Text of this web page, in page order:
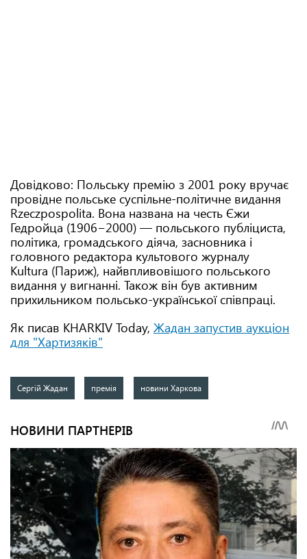
Довідково: Польську премію з 2001 року вручає
провідне польське суспільне-політичне видання
Rzeczpospolita. Вона названа на честь Єжи
Гедройца (1906−2000) — польського публіциста,
політика, громадського діяча, засновника і
головного редактора культового журналу
Kultura (Париж), найвпливовішого польського
видання у вигнанні. Також він був активним
прихильником польсько-української співпраці.
Як писав KHARKIV Today, Жадан запустив аукціон
для "Хартизяків"
Сергій Жадан премія новини Харкова